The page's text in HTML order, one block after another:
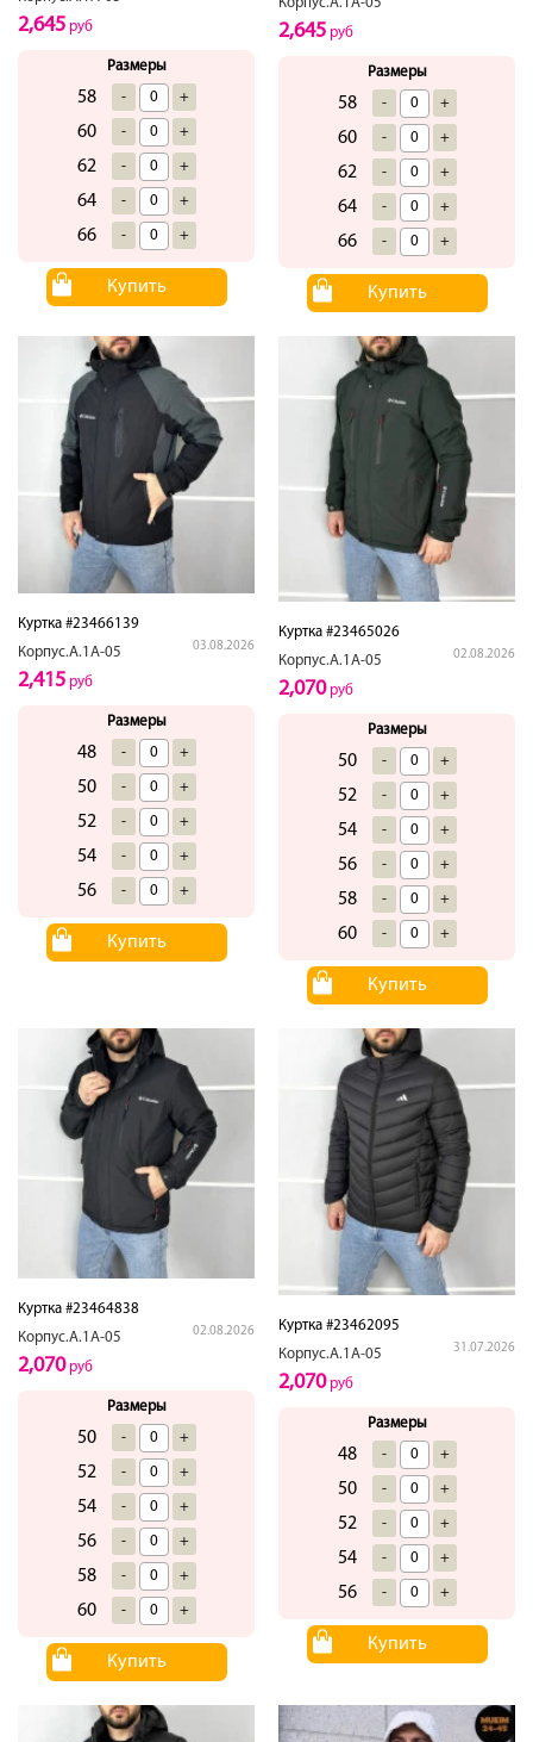
2,645 руб
Размеры
58 - +
60 - +
62 - +
64 - +
66 - +
Купить
Корпус.А.1А-05
2,645 руб
Размеры
58 - +
60 - +
62 - +
64 - +
66 - +
Купить
Куртка #23466139
Корпус.А.1А-05
03.08.2026
2,415 руб
Размеры
48 - +
50 - +
52 - +
54 - +
56 - +
Купить
Куртка #23465026
Корпус.А.1А-05
02.08.2026
2,070руб
Размеры
50 - +
52 - +
54 - +
56 - +
58 - +
60 - +
Купить
Куртка #23464838
Корпус.А.1А-05
02.08.2026
2,070руб
Размеры
50 - +
52 - +
54 - +
56 - +
58 - +
60 - +
Купить
Куртка #23462095
Корпус.А.1А-05
31.07.2026
2,070руб
Размеры
48 - +
50 - +
52 - +
54 - +
56 - +
Купить